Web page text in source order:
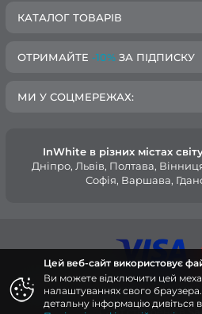
КАТАЛОГ ТОВАРІВ
ОТРИМАЙТЕ -10% ЗА ПІДПИСКУ
МИ У СОЦМЕРЕЖАХ:
InWhite в різних містах
Дніпро, Львів, Полтава,
Софія, Варшава,
© 2015 — 2026, Інтернет-магазин
Цей веб-сайт використовує
Ви можете відключити цей
налаштуваннях свого
детальну інформацію дивіться